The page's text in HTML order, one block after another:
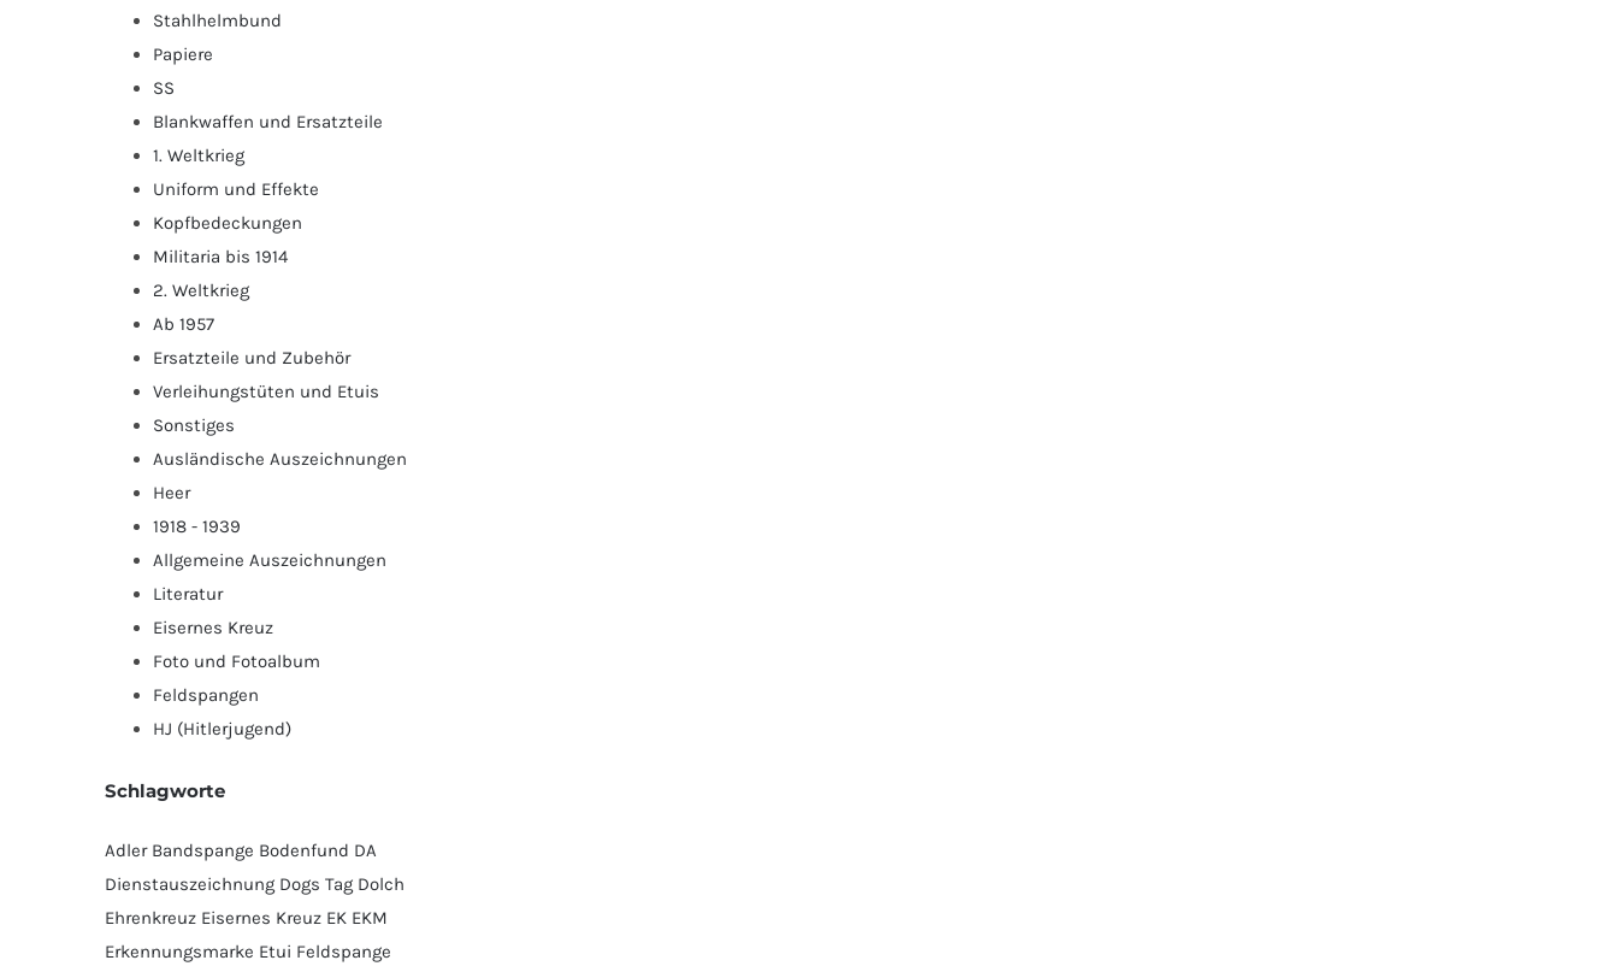
Stahlhelmbund
Papiere
SS
Blankwaffen und Ersatzteile
1. Weltkrieg
Uniform und Effekte
Kopfbedeckungen
Militaria bis 1914
2. Weltkrieg
Ab 1957
Ersatzteile und Zubehör
Verleihungstüten und Etuis
Sonstiges
Ausländische Auszeichnungen
Heer
1918 - 1939
Allgemeine Auszeichnungen
Literatur
Eisernes Kreuz
Foto und Fotoalbum
Feldspangen
HJ (Hitlerjugend)
Schlagworte
Adler Bandspange Bodenfund DA
Dienstauszeichnung Dogs Tag Dolch
Ehrenkreuz Eisernes Kreuz EK EKM
Erkennungsmarke Etui Feldspange